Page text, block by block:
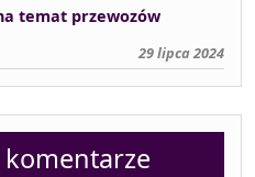
temat przewozów
29 lipca 2024